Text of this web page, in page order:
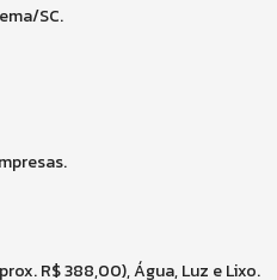
SC.
R$ 388,00), Água, Luz e Lixo.